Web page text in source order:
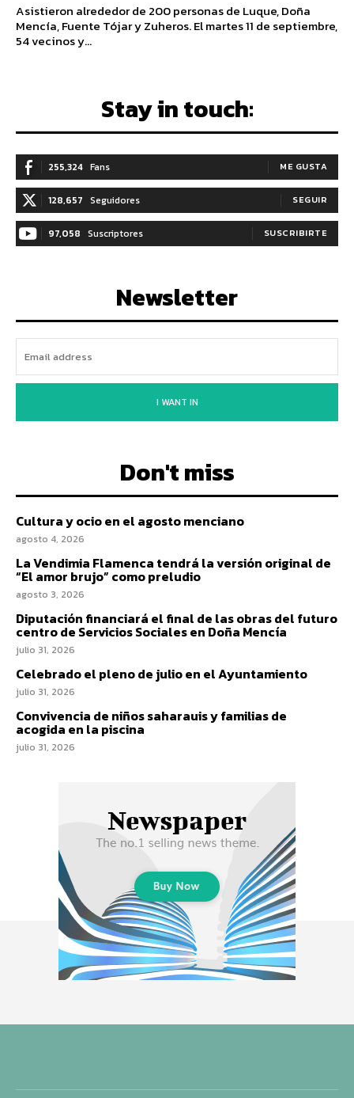
Asistieron alrededor de 200 personas de Luque, Doña
Mencía, Fuente Tójar y Zuheros. El martes 11 de septiembre,
54 vecinos y...
Stay in touch:
255,324 Fans ME GUSTA
128,657 Seguidores SEGUIR
97,058 Suscriptores SUSCRIBIRTE
Newsletter
I WANT IN
Don't miss
Cultura y ocio en el agosto menciano
agosto 4, 2026
La Vendimia Flamenca tendrá la versión original de
“El amor brujo” como preludio
agosto 3, 2026
Diputación financiará el final de las obras del futuro
centro de Servicios Sociales en Doña Mencía
julio 31, 2026
Celebrado el pleno de julio en el Ayuntamiento
julio 31, 2026
Convivencia de niños saharauis y familias de
acogida en la piscina
julio 31, 2026